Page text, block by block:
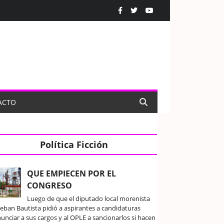
Política Ficción
QUE EMPIECEN POR EL
CONGRESO
Luego de que el diputado local morenista
Bautista pidió a aspirantes a candidaturas
a sus cargos y al OPLE a sancionarlos si hacen